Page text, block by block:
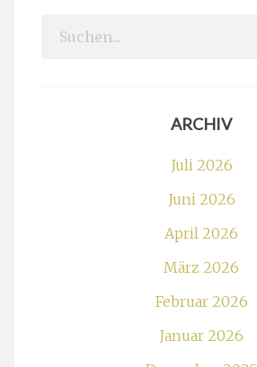
Search
ARCHIV
Juli 2026
Juni 2026
April 2026
März 2026
Februar 2026
Januar 2026